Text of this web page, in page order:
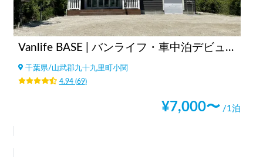
Vanlife BASE | バンライフ・車中泊デビューに！/焚き火・BBQ/co-living/貸し切り可/ペット大歓迎
千葉県/山武郡九十九里町小関
4.94(69)
¥7,000〜 /1泊